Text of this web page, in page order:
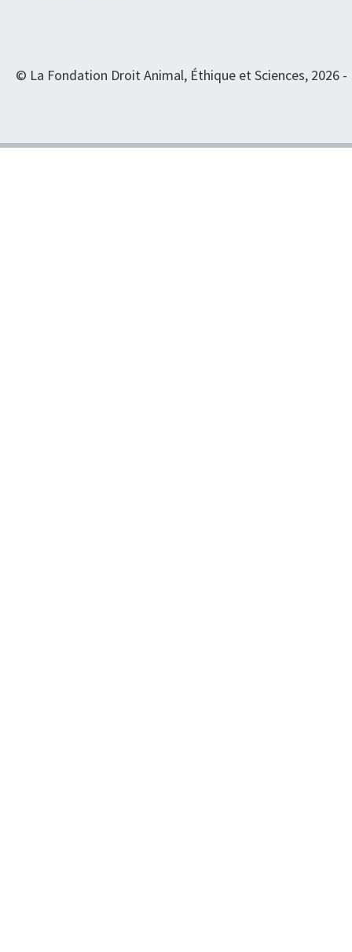
© La Fondation Droit Animal, Éthique et Sciences, 2026 -